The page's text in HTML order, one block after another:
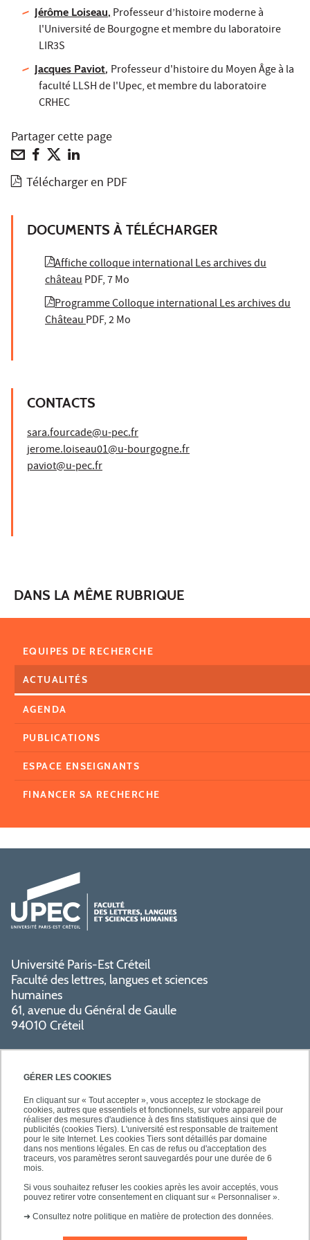
GÉRER LES COOKIES
En cliquant sur « Tout accepter », vous acceptez le stockage de
cookies, autres que essentiels et fonctionnels, sur votre appareil pour
réaliser des mesures d'audience à des fins statistiques ainsi que de
publicités (cookies Tiers). L'université est responsable de traitement
pour le site Internet. Les cookies Tiers sont détaillés par domaine
dans nos mentions légales. En cas de refus ou d'acceptation des
traceurs, vos paramètres seront sauvegardés pour une durée de 6
mois.
Si vous souhaitez refuser les cookies après les avoir acceptés, vous
pouvez retirer votre consentement en cliquant sur « Personnaliser ».
➜ Consultez notre politique en matière de protection des données.
Jérôme Loiseau,Professeur d’histoire moderne à
l'Université de Bourgogne et membre du laboratoire
LIR3S
Jacques Paviot, Professeur d'histoire du Moyen Âge à la
faculté LLSH de l'Upec, et membre du laboratoire
CRHEC
Partager cette page
Télécharger en PDF
DOCUMENTS À TÉLÉCHARGER
Affiche colloque international Les archives du
châteauPDF, 7 Mo
Programme Colloque international Les archives du
ChâteauPDF, 2 Mo
CONTACTS
sara.fourcade@u-pec.fr
jerome.loiseau01@u-bourgogne.fr
paviot@u-pec.fr
DANS LA MÊME RUBRIQUE
EQUIPES DE RECHERCHE
ACTUALITÉS
AGENDA
PUBLICATIONS
ESPACE ENSEIGNANTS
FINANCER SA RECHERCHE
Université Paris-Est Créteil
Faculté des lettres, langues et sciences
humaines
61, avenue du Général de Gaulle
94010 Créteil
PRATIQUE
NOS FORMATIONS